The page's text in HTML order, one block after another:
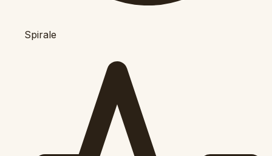
Spirale